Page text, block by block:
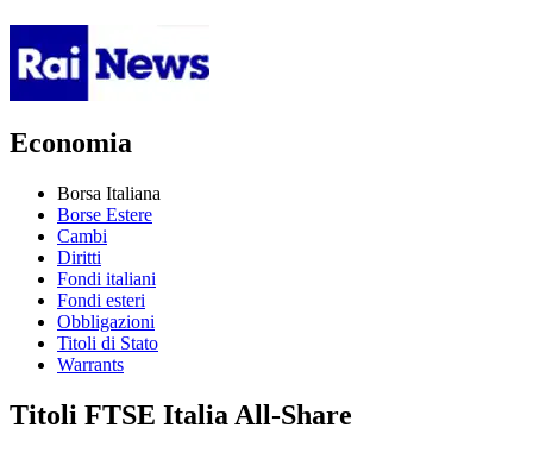
Economia
Borsa Italiana
Borse Estere
Cambi
Diritti
Fondi italiani
Fondi esteri
Obbligazioni
Titoli di Stato
Warrants
Titoli FTSE Italia All-Share